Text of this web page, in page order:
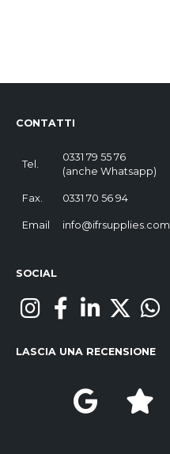
CONTATTI
Tel.
0331 79 55 76
(anche Whatsapp)
Fax. 0331 70 56 94
Email info@ifrsupplies.com
SOCIAL
LASCIA UNA RECENSIONE